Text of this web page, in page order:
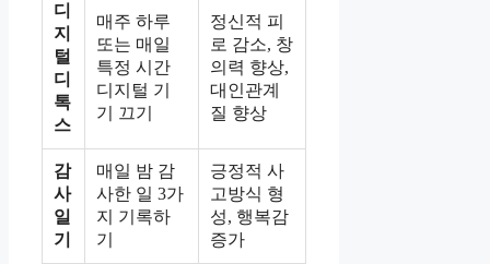
디
지
털
디
톡
스
매주 하루
또는 매일
특정 시간
디지털 기
기 끄기
정신적 피
로 감소, 창
의력 향상,
대인관계
질 향상
감
사
일
기
매일 밤 감
사한 일 3가
지 기록하
기
긍정적 사
고방식 형
성, 행복감
증가